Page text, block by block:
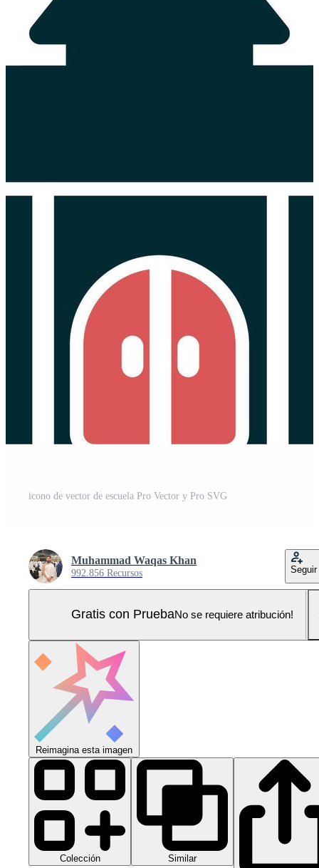
icono de vector de escuela Pro Vector y Pro SVG
Muhammad Waqas Khan
992.856 Recursos Seguir
Gratis con PruebaNo se requiere atribución!
Reimagina esta imagen
Colección Similar